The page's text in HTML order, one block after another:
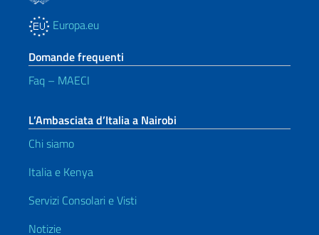
Europa.eu
Domande frequenti
Faq – MAECI
L’Ambasciata d’Italia a Nairobi
Chi siamo
Italia e Kenya
Servizi Consolari e Visti
Notizie